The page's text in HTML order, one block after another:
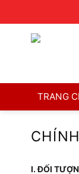
TRANG
I. ĐỐI